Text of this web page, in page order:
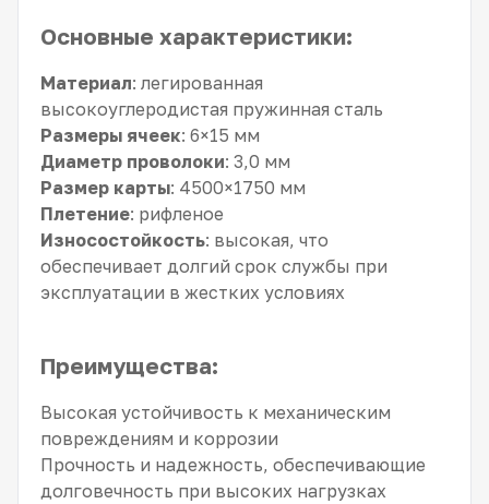
Основные характеристики:
Материал: легированная
высокоуглеродистая пружинная сталь
Размеры ячеек: 6×15 мм
Диаметр проволоки: 3,0 мм
Размер карты: 4500×1750 мм
Плетение: рифленое
Износостойкость: высокая, что
обеспечивает долгий срок службы при
эксплуатации в жестких условиях
Преимущества:
Высокая устойчивость к механическим
повреждениям и коррозии
Прочность и надежность, обеспечивающие
долговечность при высоких нагрузках